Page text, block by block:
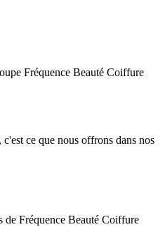
Fréquence Beauté Coiffure
ce que nous offrons dans nos
de Fréquence Beauté Coiffure